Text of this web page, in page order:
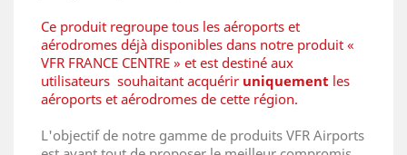
Ce produit regroupe tous les aéroports et
aérodromes déjà disponibles dans notre produit «
VFR FRANCE CENTRE » et est destiné aux
utilisateurs souhaitant acquérir uniquement les
aéroports et aérodromes de cette région.
L'objectif de notre gamme de produits VFR Airports